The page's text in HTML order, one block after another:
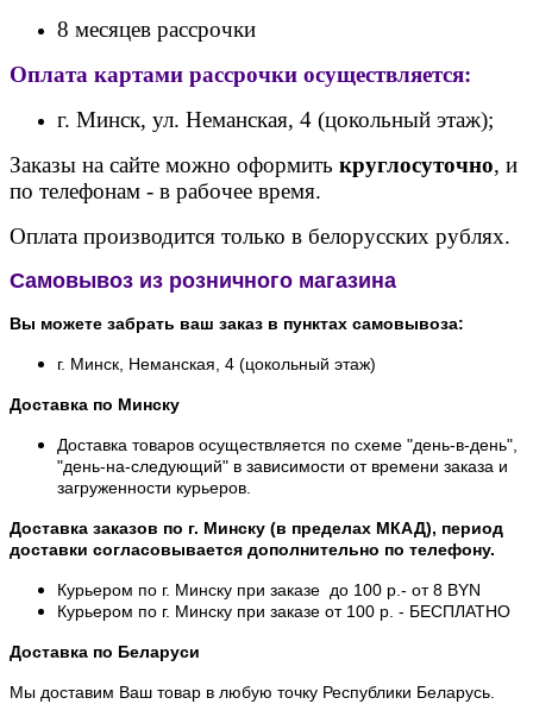
8 месяцев рассрочки
Оплата картами рассрочки осуществляется:
г. Минск, ул. Неманская, 4 (цокольный этаж);
Заказы на сайте можно оформить круглосуточно, и
по телефонам - в рабочее время.
Оплата производится только в белорусских рублях.
Самовывоз из розничного магазина
Вы можете забрать ваш заказ в пунктах самовывоза:
г. Минск, Неманская, 4 (цокольный этаж)
Доставка по Минску
Доставка товаров осуществляется по схеме "день-в-день",
"день-на-следующий" в зависимости от времени заказа и
загруженности курьеров.
Доставка заказов по г. Минску (в пределах МКАД), период
доставки согласовывается дополнительно по телефону.
Курьером по г. Минску при заказе до 100 р.- от 8 BYN
Курьером по г. Минску при заказе от 100 р. - БЕСПЛАТНО
Доставка по Беларуси
Мы доставим Ваш товар в любую точку Республики Беларусь.